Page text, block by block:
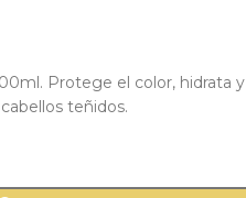
Protege el color, hidrata y
teñidos.